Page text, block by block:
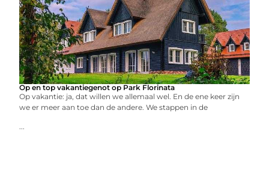
Op en top vakantiegenot op Park Florinata
Op vakantie: ja, dat willen we allemaal wel. En de ene keer zijn
we er meer aan toe dan de andere. We stappen in de
...